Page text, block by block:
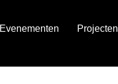
Evenementen Projecten